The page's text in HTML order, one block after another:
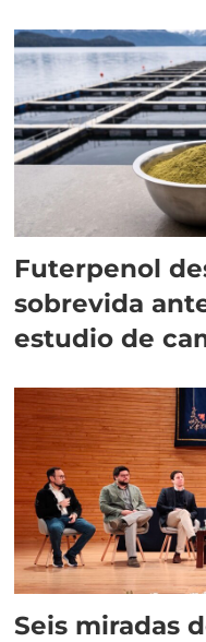
Futerpenol
sobrevida
estudio de
Seis miradas